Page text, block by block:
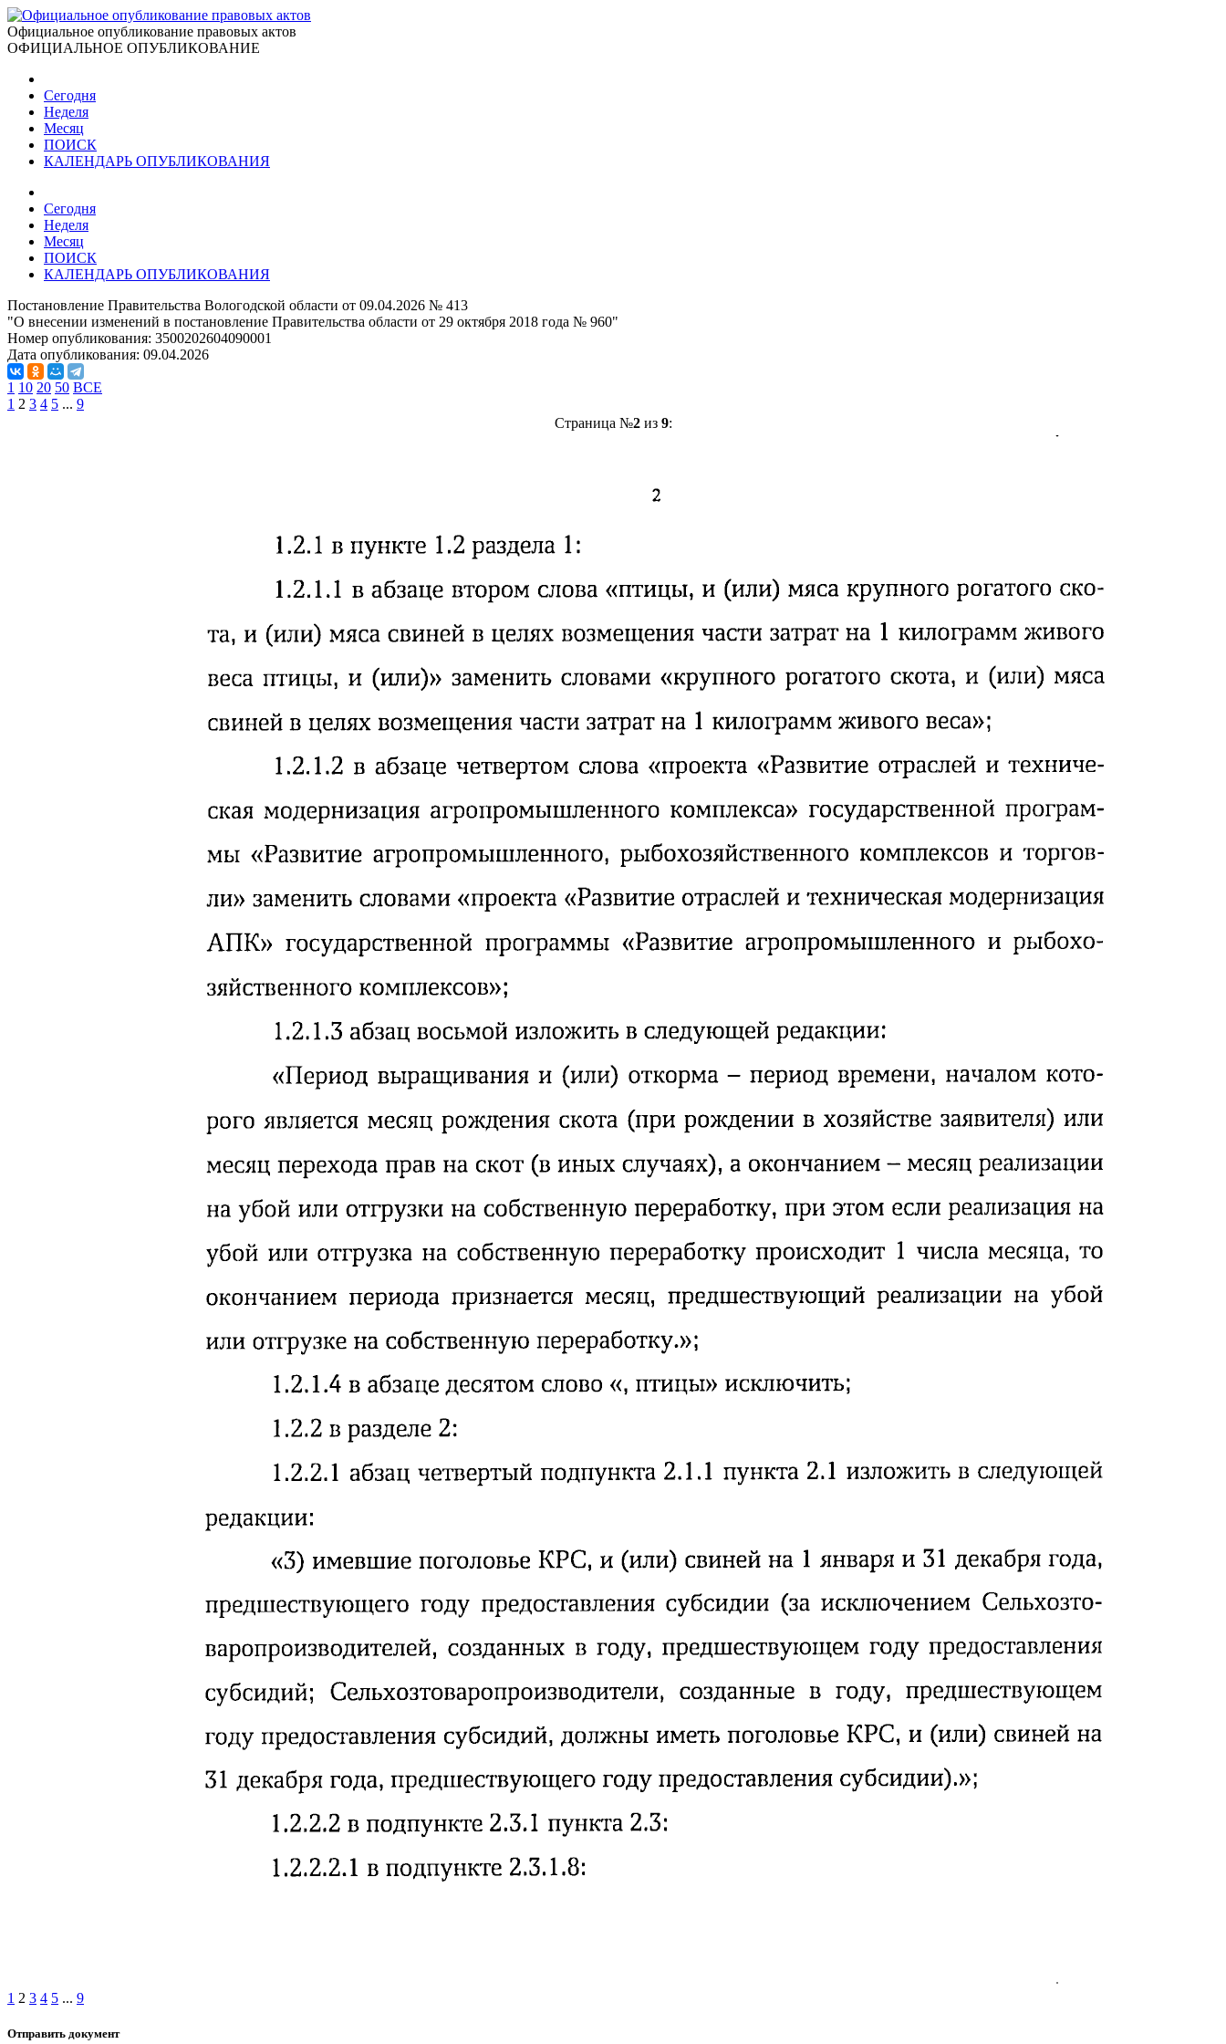
Официальное опубликование правовых актов
ОФИЦИАЛЬНОЕ ОПУБЛИКОВАНИЕ
Сегодня
Неделя
Месяц
ПОИСК
КАЛЕНДАРЬ ОПУБЛИКОВАНИЯ
Сегодня
Неделя
Месяц
ПОИСК
КАЛЕНДАРЬ ОПУБЛИКОВАНИЯ
Постановление Правительства Вологодской области от 09.04.2026 № 413
"О внесении изменений в постановление Правительства области от 29 октября 2018 года № 960"
Номер опубликования: 3500202604090001
Дата опубликования: 09.04.2026
1 10 20 50 ВСЕ
1 2 3 4 5 ... 9
Страница №2из 9:
1 2 3 4 5 ... 9
Отправить документ